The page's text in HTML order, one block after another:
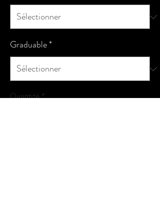
Graduable*
Quantité *